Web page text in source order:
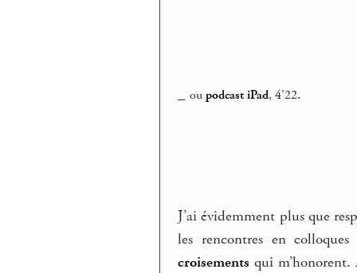
_oupodcast iPad, 4’22.
J’ai évidemment plus que
les rencontres en
croisements qui m’honorent.